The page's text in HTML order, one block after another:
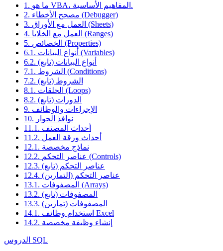
1. ما هو VBA، المفاهيم الأساسية.
2. مصحح الأخطاء (Debugger)
3. العمل مع الأوراق (Sheets)
4. العمل مع الخلايا (Ranges)
5. الخصائص (Properties)
6.1. أنواع البيانات (Variables)
6.2. أنواع البيانات (تابع)
7.1. الشروط (Conditions)
7.2. الشروط (تابع)
8.1. الحلقات (Loops)
8.2. الدورات (تابع)
9. الإجراءات والوظائف
10. نوافذ الحوار
11.1. أحداث المصنف
11.2. أحداث ورقة العمل
12.1. نماذج مخصصة
12.2. عناصر التحكم (Controls)
12.3. عناصر التحكم (تابع)
12.4. عناصر التحكم (التمارين)
13.1. المصفوفات (Arrays)
13.2. المصفوفات (تابع)
13.3. المصفوفات (تمارين)
14.1. استخدام وظائف Excel
14.2. إنشاء وظيفة مخصصة
الدروس SQL